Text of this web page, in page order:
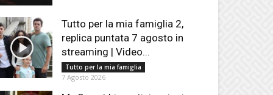
Tutto per la mia famiglia 2,
replica puntata 7 agosto in
streaming | Video...
Tutto per la mia famiglia
7 Agosto 2026